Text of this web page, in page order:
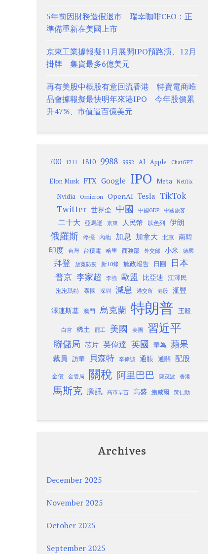
5年前因財務造假退市 瑞幸咖啡CEO：正
準備重新在美國上市
京東工業據報擬11月展開IPO預路演、12月
掛牌 集資最多6億美元
再有美股中概股有意回流香港 特賣電商唯
品會據報擬最快明年來港IPO 今年股價累
升47%、市值逼百億美元
700 1211 1810 9988 9992 AI Apple ChatGPT
Elon Musk FTX Google IPO Meta Netflix
Nvidia Omicron OpenAI Tesla TikTok
Twitter 世界盃 中國 中國GDP 中國旅客
二十大 亞馬遜 京東 人民幣 以色列 伊朗
俄羅斯 停擺 內地 加息 加拿大 北京
南韓
印度
台灣 台積電 哈里 商務部 外交部 小米 德國
拜登 放寬防疫 新10條 施政報告 日圓 日本
普京 李家超 李強 歐盟 比亞迪 江澤民
泡泡瑪特 泰國 深圳 減息 港交所 港股 滙豐
澤連斯基 澳門 烏克蘭 特朗普 王毅
白宮 稀土 罷工 美國 美團 習近平
聯儲局 芯片 英偉達 英國 華為 蘋果
裁員 訪華 貝森特 辛偉誠 通脹 通關 配股
金價 金管局 關稅 阿里巴巴 陳茂波 香港
馬斯克 騰訊 高市早苗 高盛 鮑威爾 黃仁勳
Archives
December 2025
November 2025
October 2025
September 2025